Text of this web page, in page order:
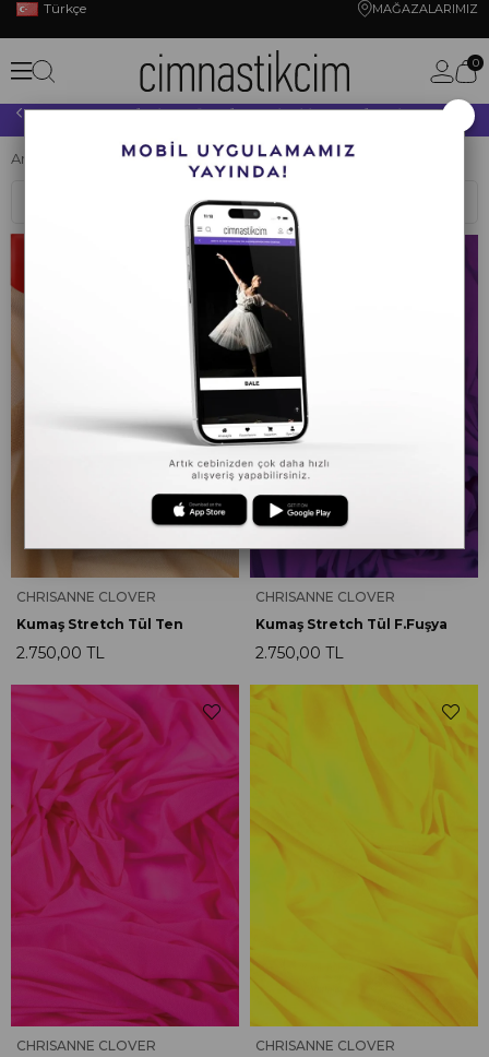
Türkçe MAĞAZALARIMIZ
0
10.000 TL VE ÜZERİ YAPACAĞINIZ TÜM ALIŞVERİŞLERİNİZDE KARGO ÜCRETSİZ!
Anasayfa CİMNASTİK KUMAŞLAR Tül
CHRISANNE CLOVER
Kumaş Stretch Tül Ten
2.750,00 TL
CHRISANNE CLOVER
Kumaş Stretch Tül F.Fuşya
2.750,00 TL
CHRISANNE CLOVER
CHRISANNE CLOVER